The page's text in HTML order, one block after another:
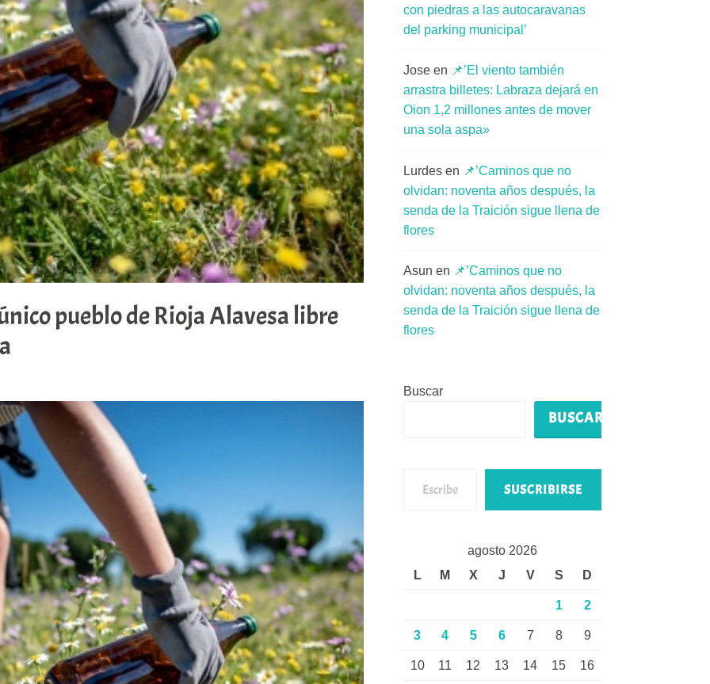
pueblo de Rioja Alavesa libre
con piedras a las autocaravanas
del parking municipal’
Jose en 📌’El viento también
arrastra billetes: Labraza dejará en
Oion 1,2 millones antes de mover
una sola aspa»
Lurdes en 📌’Caminos que no
olvidan: noventa años después, la
senda de la Traición sigue llena de
flores
Asun en 📌’Caminos que no
olvidan: noventa años después, la
senda de la Traición sigue llena de
flores
Buscar
BUSCAR
SUSCRIBIRSE
agosto 2026
L
M X J V S D
1 2
3 4 5 6 7 8 9
10 11 12 13 14 15 16